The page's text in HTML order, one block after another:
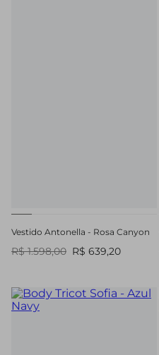
Vestido Antonella - Rosa Canyon
R$ 1.598,00 R$ 639,20